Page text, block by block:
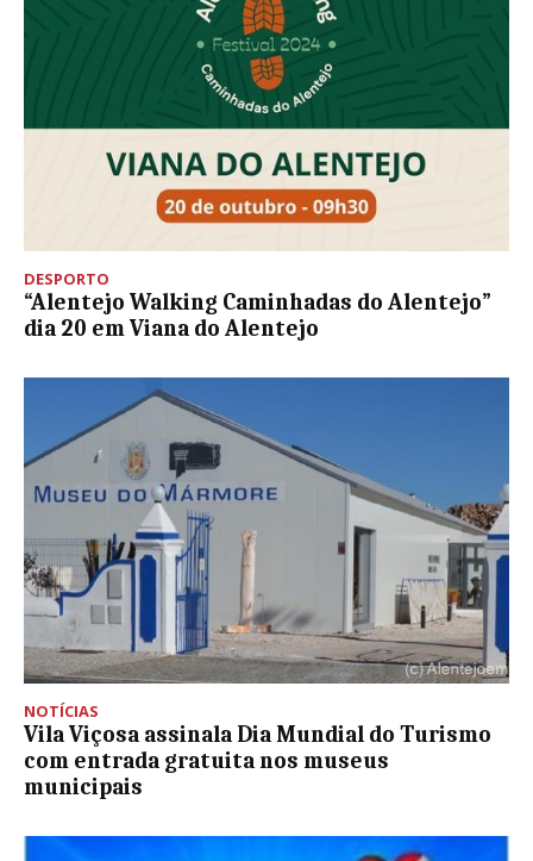
DESPORTO
“Alentejo Walking Caminhadas do Alentejo”
dia 20 em Viana do Alentejo
NOTÍCIAS
Vila Viçosa assinala Dia Mundial do Turismo
com entrada gratuita nos museus
municipais